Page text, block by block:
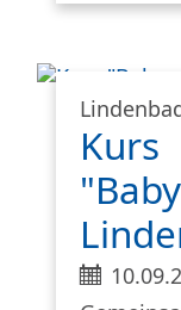
Kurs
ticket